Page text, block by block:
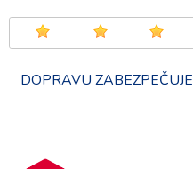
DOPRAVU ZABEZPEČUJE